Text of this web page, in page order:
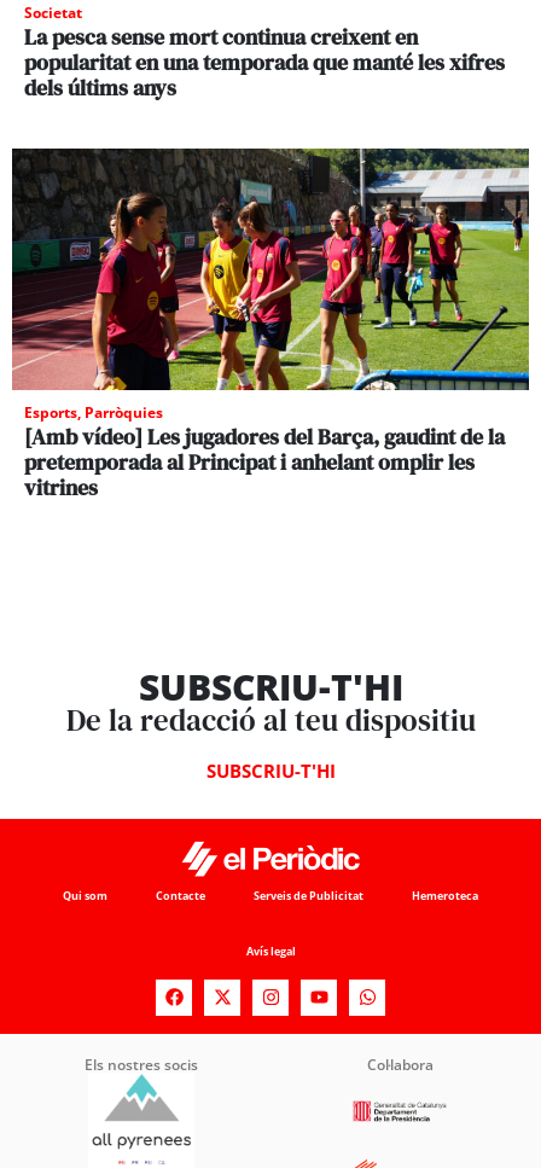
Societat
La pesca sense mort continua creixent en
popularitat en una temporada que manté les xifres
dels últims anys
Esports, Parròquies
[Amb vídeo] Les jugadores del Barça, gaudint de la
pretemporada al Principat i anhelant omplir les
vitrines
SUBSCRIU-T'HI
De la redacció al teu dispositiu
SUBSCRIU-T'HI
Qui som Contacte Serveis de Publicitat Hemeroteca
Avís legal
Els nostres socis Col·labora